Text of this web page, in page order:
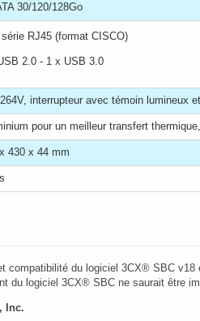
30/120/128Go
série RJ45 (format CISCO)
2.0 - 1 x USB 3.0
interrupteur avec témoin lumineux
pour un meilleur transfert
430 x 44 mm
compatibilité du logiciel 3CX® SBC
du logiciel 3CX® SBC ne saurait être
Inc.